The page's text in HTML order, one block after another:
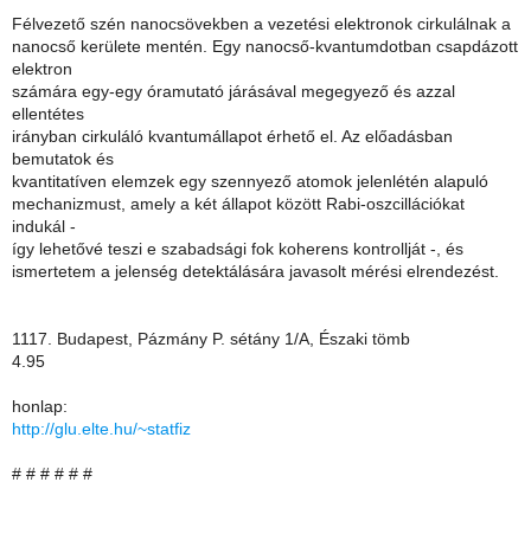
Félvezető szén nanocsövekben a vezetési elektronok cirkulálnak a
nanocső kerülete mentén. Egy nanocső-kvantumdotban csapdázott
elektron
számára egy-egy óramutató járásával megegyező és azzal
ellentétes
irányban cirkuláló kvantumállapot érhető el. Az előadásban
bemutatok és
kvantitatíven elemzek egy szennyező atomok jelenlétén alapuló
mechanizmust, amely a két állapot között Rabi-oszcillációkat
indukál -
így lehetővé teszi e szabadsági fok koherens kontrollját -, és
ismertetem a jelenség detektálására javasolt mérési elrendezést.
1117. Budapest, Pázmány P. sétány 1/A, Északi tömb
4.95
honlap:
http://glu.elte.hu/~statfiz
# # # # # #